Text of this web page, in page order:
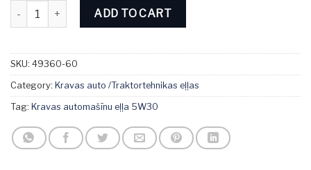
Divinol Multimax Advanced 5W-30 60L quantity
ADD TO CART
SKU: 49360-60
Category: Kravas auto /Traktortehnikas eļļas
Tag: Kravas automašīnu eļļa 5W30